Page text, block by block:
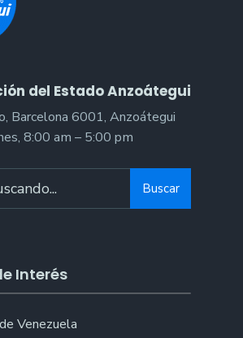
del Estado Anzoátegui
Barcelona 6001, Anzoátegui
8:00 am – 5:00 pm
Buscar
Interés
Venezuela